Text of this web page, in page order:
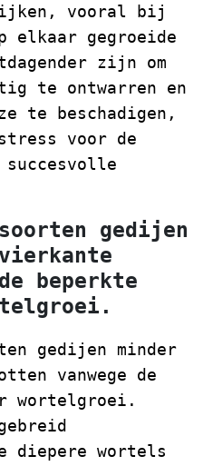
vooral bij
elkaar gegroeide
zijn om
te ontwarren en
te beschadigen,
voor de
gedijen
beperkte
gedijen minder
vanwege de
wortelgroei.
wortels